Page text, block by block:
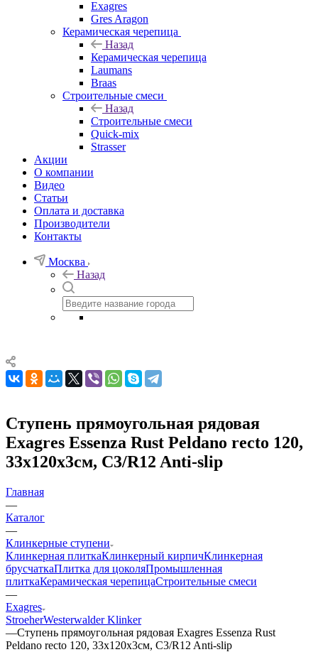
Exagres
Gres Aragon
Керамическая черепица
Назад
Керамическая черепица
Laumans
Braas
Строительные смеси
Назад
Строительные смеси
Quick-mix
Strasser
Акции
О компании
Видео
Статьи
Оплата и доставка
Производители
Контакты
Москва
Назад
Ступень прямоугольная рядовая
Exagres Essenza Rust Peldano recto 120,
33x120x3см, C3/R12 Anti-slip
Главная
—
Каталог
—
Клинкерные ступени
Клинкерная плиткаКлинкерный кирпичКлинкерная
брусчаткаПлитка для цоколяПромышленная
плиткаКерамическая черепицаСтроительные смеси
—
Exagres
StroeherWesterwalder Klinker
—Ступень прямоугольная рядовая Exagres Essenza Rust
Peldano recto 120, 33x120x3см, C3/R12 Anti-slip